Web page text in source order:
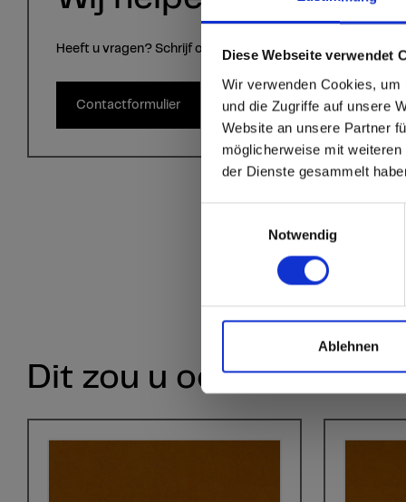
Diese Webseite verwendet
Wir verwenden Cookies,
und die Zugriffe auf unsere
Website an unsere Partner
möglicherweise mit
der Dienste gesammelt
Notwendig
Ablehnen
sr.modal is not
Are
Go to the
and the rest of the
Click here to go
Heeft u vragen? Schrijf ons via het contactformulier.
Contactformulier
Dit zou u ook kunnen